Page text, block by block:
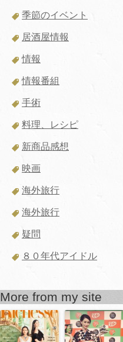
季節のイベント
居酒屋情報
情報
情報番組
手術
料理、レシピ
新商品感想
映画
海外旅行
海外旅行
疑問
８０年代アイドル
More from my site